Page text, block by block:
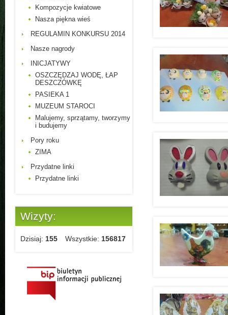
Kompozycje kwiatowe
Nasza piękna wieś
REGULAMIN KONKURSU 2014
Nasze nagrody
INICJATYWY
OSZCZĘDZAJ WODĘ, ŁAP
DESZCZÓWKĘ
PASIEKA 1
MUZEUM STAROCI
Malujemy, sprzątamy, tworzymy
i budujemy
Pory roku
ZIMA
Przydatne linki
Przydatne linki
Wizyty:
Dzisiaj: 155 Wszystkie: 156817